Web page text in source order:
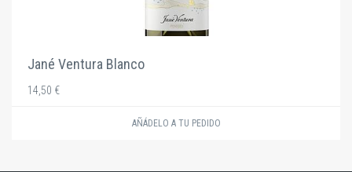
Jané Ventura Blanco
14,50 €
AÑÁDELO A TU PEDIDO